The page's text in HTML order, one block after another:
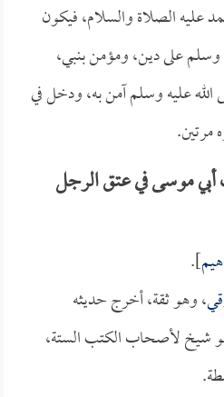
عليه الصلاة والسلام، فيكون
وسلم على دين، ومؤمن بنبي،
عليه وسلم آمن به، ودخل في
مرتين.
موسى في عتق الرجل
].
، وهو ثقة، أخرج حديثه
شيخ لأصحاب الكتب الستة،